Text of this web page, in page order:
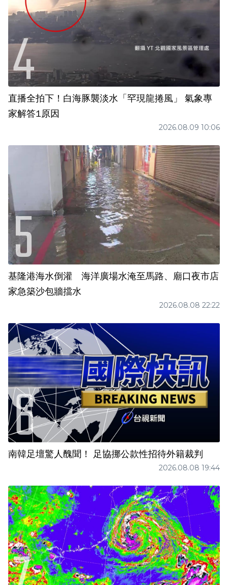
直播全拍下！白海豚襲淡水「罕現龍捲風」 氣象專
家解答1原因
2026.08.09 10:06
基隆港海水倒灌 海洋廣場水淹至馬路、廟口夜市店
家急築沙包牆擋水
2026.08.08 22:22
南韓足壇驚人醜聞！ 足協挪公款性招待外籍裁判
2026.08.08 19:44